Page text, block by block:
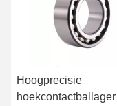
Hoogprecisie
hoekcontactballager